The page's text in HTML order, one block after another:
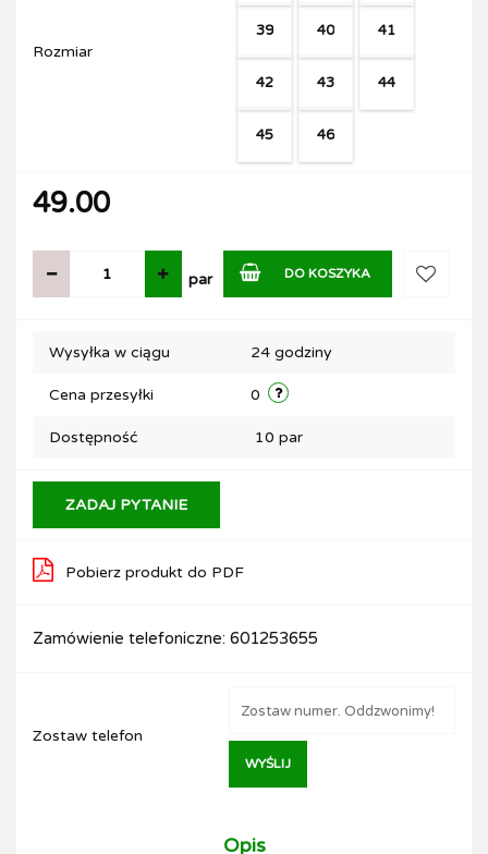
Rozmiar
39 40 41
42 43 44
45 46
49.00
par DO KOSZYKA
Wysyłka w ciągu 24 godziny
Cena przesyłki 0
Dostępność 10 par
ZADAJ PYTANIE
Pobierz produkt do PDF
Zamówienie telefoniczne: 601253655
Zostaw telefon
WYŚLIJ
Opis